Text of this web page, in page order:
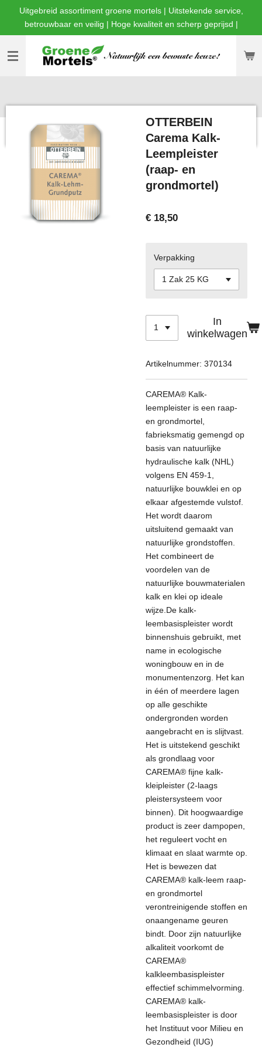
direct
de
hoofdinhoud
Uitgebreid assortiment groene mortels | Uitstekende service,
betrouwbaar en veilig | Hoge kwaliteit en scherp geprijsd |
OTTERBEIN
Carema Kalk-
Leempleister
(raap- en
grondmortel)
€ 18,50
Verpakking
In
winkelwagen
Artikelnummer: 370134
CAREMA® Kalk-
leempleister is een raap-
en grondmortel,
fabrieksmatig gemengd op
basis van natuurlijke
hydraulische kalk (NHL)
volgens EN 459-1,
natuurlijke bouwklei en op
elkaar afgestemde vulstof.
Het wordt daarom
uitsluitend gemaakt van
natuurlijke grondstoffen.
Het combineert de
voordelen van de
natuurlijke bouwmaterialen
kalk en klei op ideale
wijze. De kalk-
leembasispleister wordt
binnenshuis gebruikt, met
name in ecologische
woningbouw en in de
monumentenzorg. Het kan
in één of meerdere lagen
op alle geschikte
ondergronden worden
aangebracht en is slijtvast.
Het is uitstekend geschikt
als grondlaag voor
CAREMA® fijne kalk-
kleipleister (2-laags
pleistersysteem voor
binnen). Dit hoogwaardige
product is zeer dampopen,
het reguleert vocht en
klimaat en slaat warmte op.
Het is bewezen dat
CAREMA® kalk-leem raap-
en grondmortel
verontreinigende stoffen en
onaangename geuren
bindt. Door zijn natuurlijke
alkaliteit voorkomt de
CAREMA®
kalkleembasispleister
effectief schimmelvorming.
CAREMA® kalk-
leembasispleister is door
het Instituut voor Milieu en
Gezondheid (IUG)